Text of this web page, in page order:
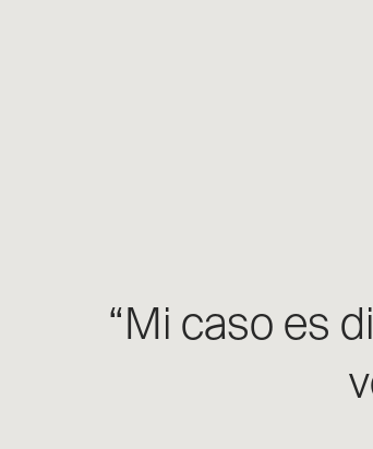
“Mi caso es